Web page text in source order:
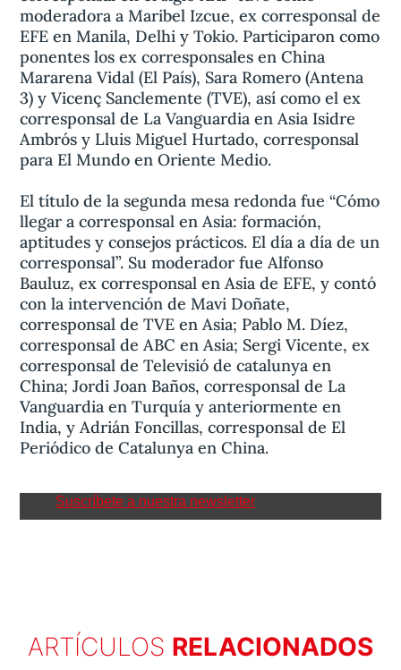
moderadora a Maribel Izcue, ex corresponsal de
EFE en Manila, Delhi y Tokio. Participaron como
ponentes los ex corresponsales en China
Mararena Vidal (El País), Sara Romero (Antena
3) y Vicenç Sanclemente (TVE), así como el ex
corresponsal de La Vanguardia en Asia Isidre
Ambrós y Lluis Miguel Hurtado, corresponsal
para El Mundo en Oriente Medio.
El título de la segunda mesa redonda fue “Cómo
llegar a corresponsal en Asia: formación,
aptitudes y consejos prácticos. El día a día de un
corresponsal”. Su moderador fue Alfonso
Bauluz, ex corresponsal en Asia de EFE, y contó
con la intervención de Mavi Doñate,
corresponsal de TVE en Asia; Pablo M. Díez,
corresponsal de ABC en Asia; Sergi Vicente, ex
corresponsal de Televisió de catalunya en
China; Jordi Joan Baños, corresponsal de La
Vanguardia en Turquía y anteriormente en
India, y Adrián Foncillas, corresponsal de El
Periódico de Catalunya en China.
Suscríbete a nuestra newsletter
ARTÍCULOS RELACIONADOS